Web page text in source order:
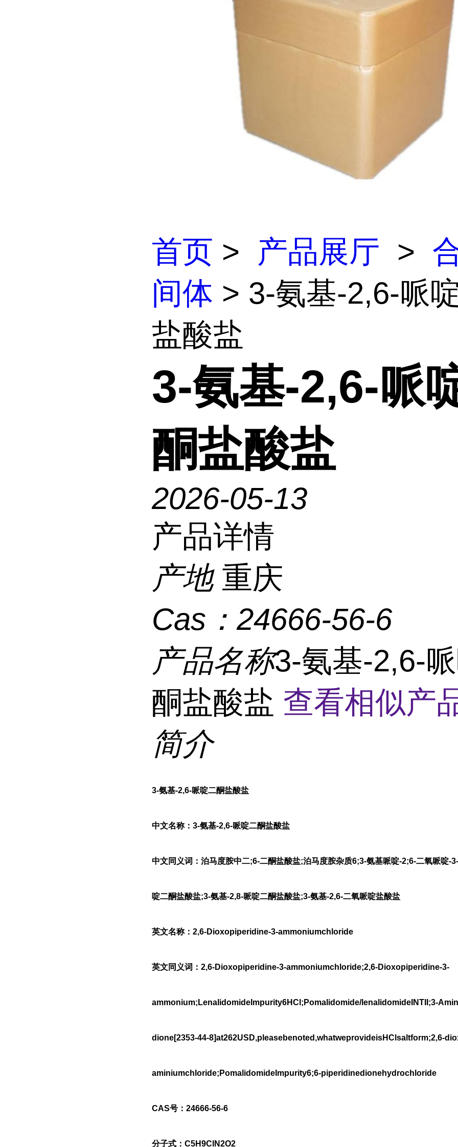
首页 > 产品展厅 >
间体 > 3-氨基-2,6-哌
盐酸盐
3-氨基-2,6-哌
酮盐酸盐
2026-05-13
产品详情
产地 重庆
Cas： 24666-56-6
产品名称3-氨基-2,6-
酮盐酸盐 查看相似产
简介
3-氨基-2,6-哌啶二酮盐酸盐
中文名称：3-氨基-2,6-哌啶二酮盐酸盐
中文同义词：泊马度胺中二;6-二酮盐酸盐;泊马度胺杂质6;3-氨基哌啶-2;6-二氧哌啶-
啶二酮盐酸盐;3-氨基-2,8-哌啶二酮盐酸盐;3-氨基-2,6-二氧哌啶盐酸盐
英文名称：2,6-Dioxopiperidine-3-ammoniumchloride
英文同义词：2,6-Dioxopiperidine-3-ammoniumchloride;2,6-Dioxopiperidine-3-
ammonium;LenalidomideImpurity6HCl;Pomalidomide/lenalidomideINTII;3-
dione[2353-44-8]at262USD,pleasebenoted,whatweprovideisHClsaltform;2,6-
aminiumchloride;PomalidomideImpurity6;6-piperidinedionehydrochloride
CAS号：24666-56-6
分子式：C5H9ClN2O2